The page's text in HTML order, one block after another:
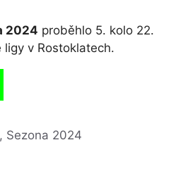
2024 proběhlo 5. kolo 22.
ligy v Rostoklatech.
, Sezona 2024